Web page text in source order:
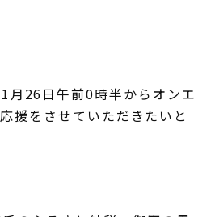
26日午前0時半からオンエ
援をさせていただきたいと